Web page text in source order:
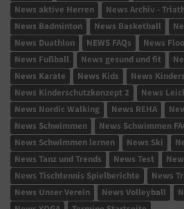
News aktive Herren
News Archiv -
News Badminton
News Basketball
News Duathlon
NEWS FAQs News
News Fußball
News gesund und fit
News Karate
News Kids
News
News Kinderschutzkonzept 2
News
News Nordic Walking
News REHA
News Schwimmen
News Schwimmen
News Schwimmen lernen
News Ski
News Tanz und Trends
News Test
News Tischtennis Spielberichte
News
News Unser Verein
News Volleyball